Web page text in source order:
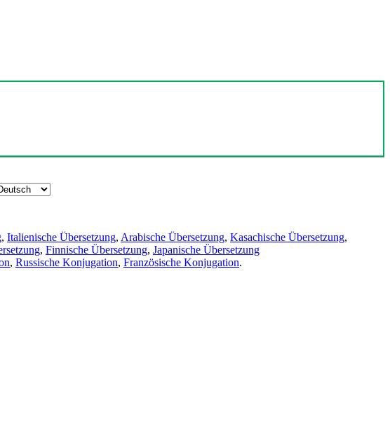
, Italienische Übersetzung, Arabische Übersetzung, Kasachische Übersetzung,
, Finnische Übersetzung, Japanische Übersetzung
, Russische Konjugation, Französische Konjugation.